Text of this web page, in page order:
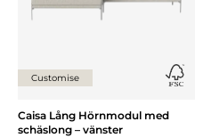
Customise
Caisa Lång Hörnmodul med
schäslong – vänster